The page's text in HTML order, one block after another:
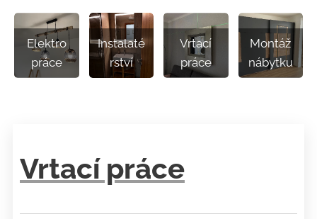
Elektro
práce
Instalaté
rství
Vrtací
práce
Montáž
nábytku
Vrtací práce